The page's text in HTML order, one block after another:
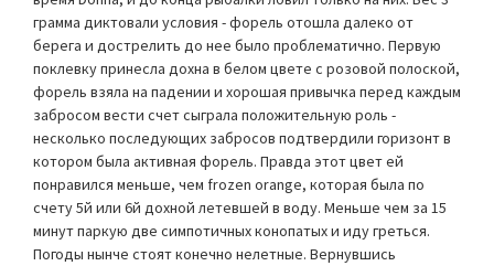
грамма диктовали условия - форель отошла далеко от
берега и дострелить до нее было проблематично. Первую
поклевку принесла дохна в белом цвете с розовой полоской,
форель взяла на падении и хорошая привычка перед каждым
забросом вести счет сыграла положительную роль -
несколько последующих забросов подтвердили горизонт в
котором была активная форель. Правда этот цвет ей
понравился меньше, чем frozen orange, которая была по
счету 5й или 6й дохной летевшей в воду. Меньше чем за 15
минут паркую две симпотичных конопатых и иду греться.
Погоды нынче стоят конечно нелетные. Вернувшись